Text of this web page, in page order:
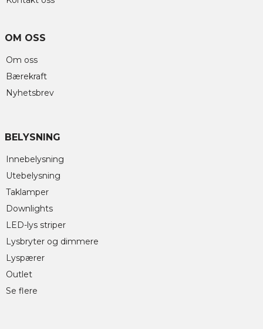
OM OSS
Om oss
Bærekraft
Nyhetsbrev
BELYSNING
Innebelysning
Utebelysning
Taklamper
Downlights
LED-lys striper
Lysbryter og dimmere
Lyspærer
Outlet
Se flere